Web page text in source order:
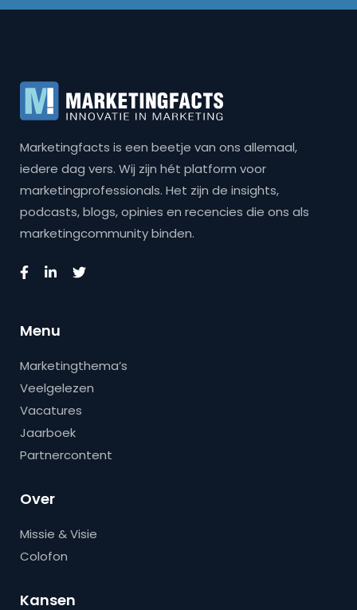
Marketingfacts is een beetje van ons allemaal,
iedere dag vers. Wij zijn hét platform voor
marketingprofessionals. Het zijn de insights,
podcasts, blogs, opinies en recencies die ons als
marketingcommunity binden.
Menu
Marketingthema’s
Veelgelezen
Vacatures
Jaarboek
Partnercontent
Over
Missie & Visie
Colofon
Kansen